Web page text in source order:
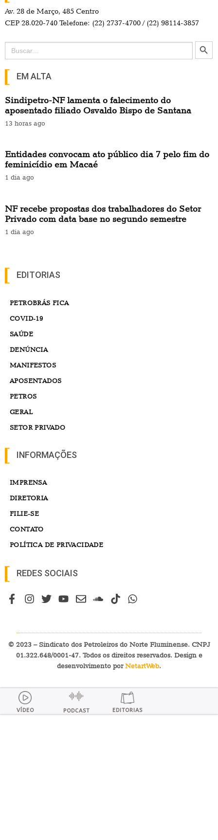
Av. 28 de Março, 485 Centro
CEP 28.020-740 Telefone: (22) 2737-4700 / (22) 98114-3857
Search
for:
Search Button
EM ALTA
Sindipetro-NF lamenta o falecimento do
aposentado filiado Osvaldo Bispo de Santana
13 horas ago
Entidades convocam ato público dia 7 pelo fim do
feminicídio em Macaé
1 dia ago
NF recebe propostas dos trabalhadores do Setor
Privado com data base no segundo semestre
1 dia ago
EDITORIAS
PETROBRÁS FICA
COVID-19
SAÚDE
DENÚNCIA
MANIFESTOS
APOSENTADOS
PETROS
GERAL
SETOR PRIVADO
INFORMAÇÕES
IMPRENSA
DIRETORIA
FILIE-SE
CONTATO
POLÍTICA DE PRIVACIDADE
REDES SOCIAIS
© 2023 – Sindicato dos Petroleiros do Norte Fluminense. CNPJ
01.322.648/0001-47. Todos os direitos reservados. Design e
desenvolvimento porNetartWeb.
VÍDEO PODCAST EDITORIAS